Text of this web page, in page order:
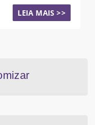
LEIA MAIS >>